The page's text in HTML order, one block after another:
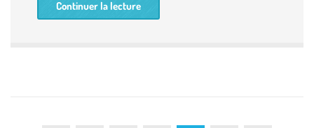
Continuer la lecture